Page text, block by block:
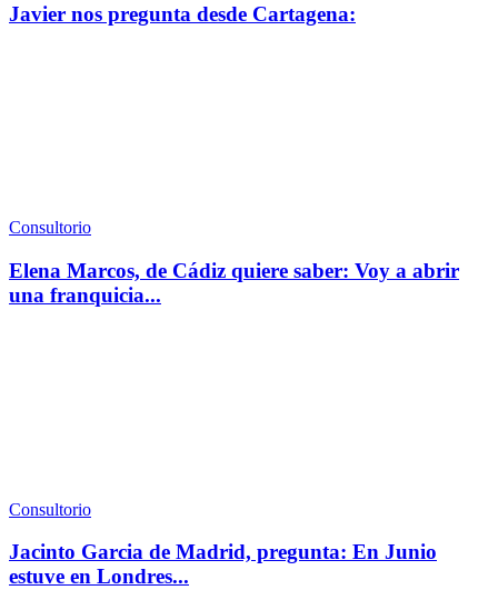
Javier nos pregunta desde Cartagena:
Consultorio
Elena Marcos, de Cádiz quiere saber: Voy a abrir
una franquicia...
Consultorio
Jacinto Garcia de Madrid, pregunta: En Junio
estuve en Londres...